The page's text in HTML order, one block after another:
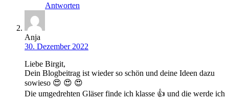
Antworten
Anja
30. Dezember 2022
Liebe Birgit,
Dein Blogbeitrag ist wieder so schön und deine Ideen dazu
sowieso 😍 😍 😍
Die umgedrehten Gläser finde ich klasse 👍 und die werde ich